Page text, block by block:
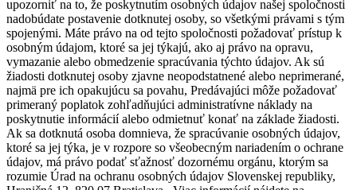
upozorniť na to, že poskytnutím osobných údajov našej spoločnosti
nadobúdate postavenie dotknutej osoby, so všetkými právami s tým
spojenými. Máte právo na od tejto spoločnosti požadovať prístup k
osobným údajom, ktoré sa jej týkajú, ako aj právo na opravu,
vymazanie alebo obmedzenie spracúvania týchto údajov. Ak sú
žiadosti dotknutej osoby zjavne neopodstatnené alebo neprimerané,
najmä pre ich opakujúcu sa povahu, Predávajúci môže požadovať
primeraný poplatok zohľadňujúci administratívne náklady na
poskytnutie informácií alebo odmietnuť konať na základe žiadosti.
Ak sa dotknutá osoba domnieva, že spracúvanie osobných údajov,
ktoré sa jej týka, je v rozpore so všeobecným nariadením o ochrane
údajov, má právo podať sťažnosť dozornému orgánu, ktorým sa
rozumie Úrad na ochranu osobných údajov Slovenskej republiky,